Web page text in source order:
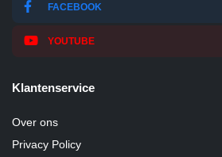
FACEBOOK
YOUTUBE
Klantenservice
Over ons
Privacy Policy